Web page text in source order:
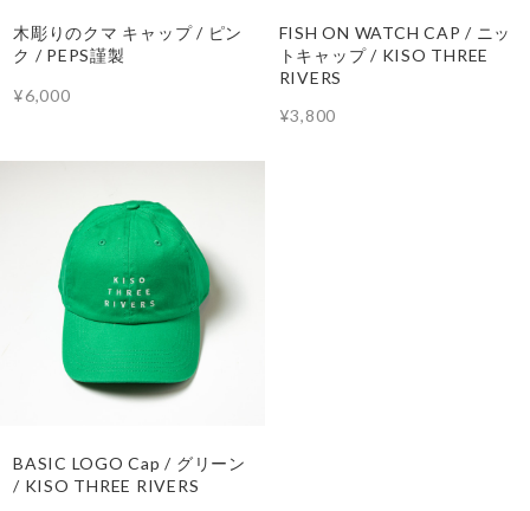
木彫りのクマ キャップ / ピン
ク / PEPS謹製
¥6,000
FISH ON WATCH CAP / ニッ
トキャップ / KISO THREE
RIVERS
¥3,800
BASIC LOGO Cap / グリーン
/ KISO THREE RIVERS